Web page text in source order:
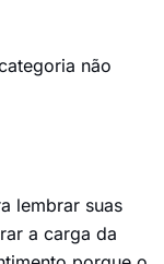
não
lembrar suas
a carga da